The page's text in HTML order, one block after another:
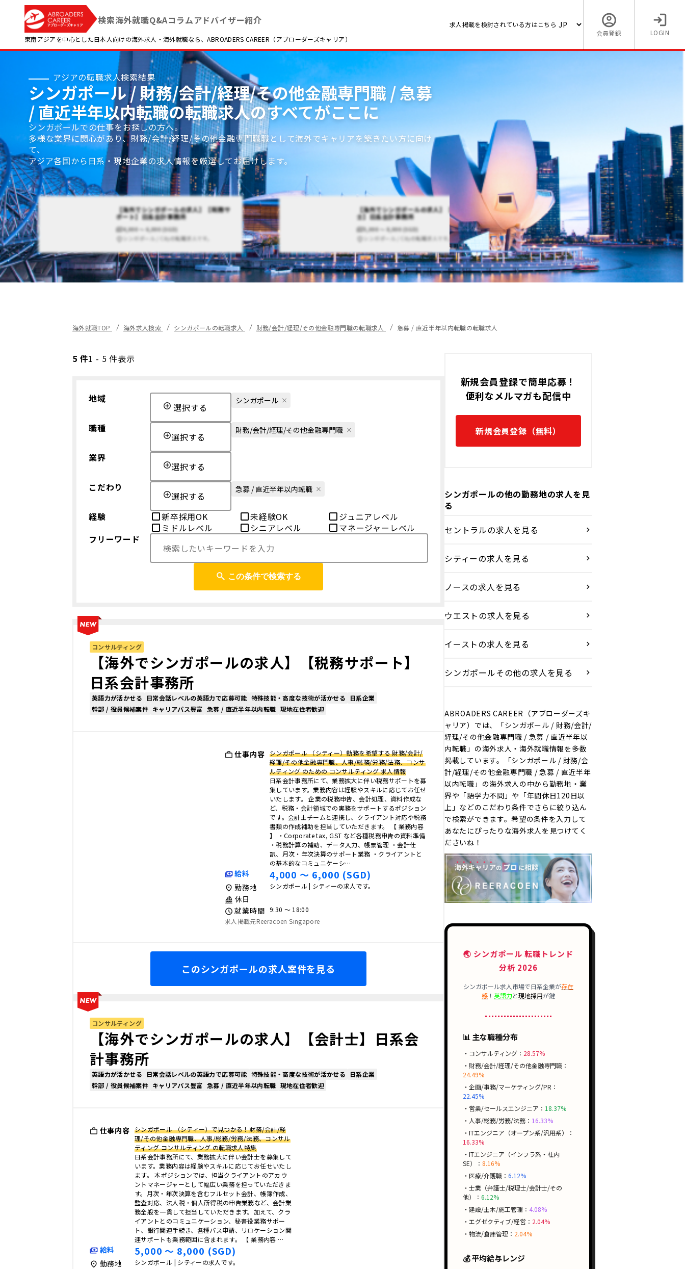
検索海外就職Q&Aコラムアドバイザー紹介
東南アジアを中心とした日本人向けの海外求人・海外就職なら、ABROADERS CAREER（アブローダーズキャリア）
求人掲載を検討されている方はこちら
会員登録
LOGIN
アジアの転職求人検索結果
シンガポール / 財務/会計/経理/その他金融専門職 / 急募
/ 直近半年以内転職の転職求人のすべてがここに
シンガポールでの仕事をお探しの方へ。
多様な業界に関心があり、財務/会計/経理/その他金融専門職職として海外でキャリアを築きたい方に向け
て、
アジア各国から日系・現地企業の求人情報を厳選してお届けします。
【海外でシンガポールの求人】【税務サ
ポート】日系会計事務所
4,000 〜 6,000 (SGD)
シンガポール / Cityの転職求人です。
【海外でシンガポールの求人】【会計
士】日系会計事務所
5,000 〜 8,000 (SGD)
シンガポール / Cityの転職求人です。
【海外でシンガポールの求人
士】日系会計事務所
5,000 〜 8,000 (SGD)
シンガポール / Cityの転職求人で
海外就職TOP 海外求人検索 シンガポールの転職求人 財務/会計/経理/その他金融専門職の転職求人 急募 / 直近半年以内転職の転職求人
新規会員登録で簡単応募！
便利なメルマガも配信中
新規会員登録（無料）
シンガポールの他の勤務地の求人を見
る
セントラルの求人を見る
シティーの求人を見る
ノースの求人を見る
ウエストの求人を見る
イーストの求人を見る
シンガポールその他の求人を見る
ABROADERS CAREER（アブローダーズキ
ャリア）では、「シンガポール / 財務/会計/
経理/その他金融専門職 / 急募 / 直近半年以
内転職」の海外求人・海外就職情報を多数
掲載しています。「シンガポール / 財務/会
計/経理/その他金融専門職 / 急募 / 直近半年
以内転職」の海外求人の中から勤務地・業
界や「語学力不問」や「年間休日120日以
上」などのこだわり条件でさらに絞り込ん
で検索ができます。希望の条件を入力して
あなたにぴったりな海外求人を見つけてく
ださいね！
🌏 シンガポール 転職トレンド
分析 2026
シンガポール求人市場で日系企業が存在
感 ！ 英語力と現地採用が鍵
📊 主な職種分布
・コンサルティング： 28.57%
・財務/会計/経理/その他金融専門職：
24.49%
・企画/事務/マーケティング/PR：
22.45%
・営業/セールスエンジニア： 18.37%
・人事/総務/労務/法務： 16.33%
・ITエンジニア（オープン系/汎用系）：
16.33%
・ITエンジニア（インフラ系・社内
SE）： 8.16%
・医療/介護職： 6.12%
・士業（弁護士/税理士/会計士/その
他）： 6.12%
・建設/土木/施工管理： 4.08%
・エグゼクティブ/経営： 2.04%
・物流/倉庫管理： 2.04%
💰 平均給与レンジ
5 件1 - 5 件表示
地域
選択する
シンガポール
職種
選択する
財務/会計/経理/その他金融専門職
業界
選択する
こだわり
選択する
急募 / 直近半年以内転職
経験 新卒採用OK 未経験OK
ジュニアレベル
ミドルレベル
シニアレベル
マネージャーレベル
フリーワード
この条件で検索する
コンサルティング
【海外でシンガポールの求人】【税務サポート】
日系会計事務所
英語力が活かせる 日常会話レベルの英語力で応募可能 特殊技能・高度な技術が活かせる
日系企業
幹部 / 役員候補案件 キャリアパス豊富 急募 / 直近半年以内転職 現地在住者歓迎
仕事内容 シンガポール （シティー）勤務を希望する 財務/会計/
経理/その他金融専門職、人事/総務/労務/法務、コンサ
ルティング のための コンサルティング 求人情報
日系会計事務所にて、業務拡大に伴い税務サポートを募
集しています。業務内容は経験やスキルに応じてお任せ
いたします。 企業の税務申告、会計処理、資料作成な
ど、税務・会計領域での実務をサポートするポジション
です。会計士チームと連携し、クライアント対応や税務
書類の作成補助を担当していただきます。 【 業務内容
】 ・Corporate tax, GST など各種税務申告の資料準備
・税務計算の補助、データ入力、帳票管理 ・会計仕
訳、月次・年次決算のサポート業務 ・クライアントと
の基本的なコミュニケーシ…
給料 4,000 〜 6,000 (SGD)
勤務地 シンガポール | シティーの求人です。
休日
就業時間 9:30 〜 18:00
求人掲載元Reeracoen Singapore
このシンガポールの求人案件を見る
コンサルティング
【海外でシンガポールの求人】【会計士】日系会
計事務所
英語力が活かせる 日常会話レベルの英語力で応募可能 特殊技能・高度な技術が活かせる
日系企業
幹部 / 役員候補案件 キャリアパス豊富 急募 / 直近半年以内転職 現地在住者歓迎
仕事内容 シンガポール （シティー）で見つかる！財務/会計/経
理/その他金融専門職、人事/総務/労務/法務、コンサル
ティング コンサルティング の転職求人特集
日系会計事務所にて、業務拡大に伴い会計士を募集して
います。業務内容は経験やスキルに応じてお任せいたし
ます。 本ポジションでは、担当クライアントのアカウ
ントマネージャーとして幅広い業務を担っていただきま
す。月次・年次決算を含むフルセット会計、帳簿作成、
監査対応、法人税・個人所得税の申告業務など、会計業
務全般を一貫して担当していただきます。加えて、クラ
イアントとのコミュニケーション、秘書役業務サポー
ト、銀行関連手続き、各種パス申請、リロケーション関
連サポートも業務範囲に含まれます。 【 業務内容 …
給料 5,000 〜 8,000 (SGD)
勤務地 シンガポール | シティーの求人です。